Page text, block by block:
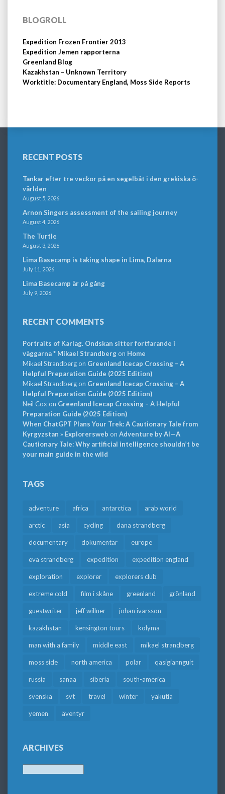
BLOGROLL
Expedition Frozen Frontier 2013
Expedition Jemen rapporterna
Greenland Blog
Kazakhstan – Unknown Territory
Worktitle: Documentary England, Moss Side Reports
RECENT POSTS
Tankar efter tre veckor på en segelbåt i den grekiska ö-
världen
August 5, 2026
Arnon Singers assessment of the sailing journey
August 4, 2026
The Turtle
August 3, 2026
Lima Basecamp is taking shape in Lima, Dalarna
July 11, 2026
Lima Basecamp är på gång
July 9, 2026
RECENT COMMENTS
Portraits of Karlag. Ondskan sitter fortfarande i
väggarna * Mikael Strandbergon Home
Mikael Strandbergon Greenland Icecap Crossing – A
Helpful Preparation Guide (2025 Edition)
Mikael Strandbergon Greenland Icecap Crossing – A
Helpful Preparation Guide (2025 Edition)
Neil Cox on Greenland Icecap Crossing – A Helpful
Preparation Guide (2025 Edition)
When ChatGPT Plans Your Trek: A Cautionary Tale from
Kyrgyzstan » Explorersweb on Adventure by AI—A
Cautionary Tale: Why artificial intelligence shouldn’t be
your main guide in the wild
TAGS
adventure africa antarctica arab world
arctic asia cycling dana strandberg
documentary dokumentär europe
eva strandberg expedition expedition england
exploration explorer explorers club
extreme cold film i skåne greenland grönland
guestwriter jeff willner johan ivarsson
kazakhstan kensington tours kolyma
man with a family middle east mikael strandberg
moss side north america polar qasigiannguit
russia sanaa siberia south-america
svenska svt travel winter yakutia
yemen äventyr
ARCHIVES